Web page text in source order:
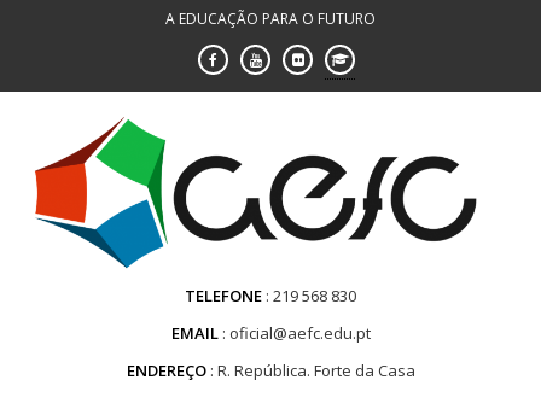
A EDUCAÇÃO PARA O FUTURO
TELEFONE 219 568 830
EMAIL oficial@aefc.edu.pt
ENDEREÇO R. República. Forte da Casa